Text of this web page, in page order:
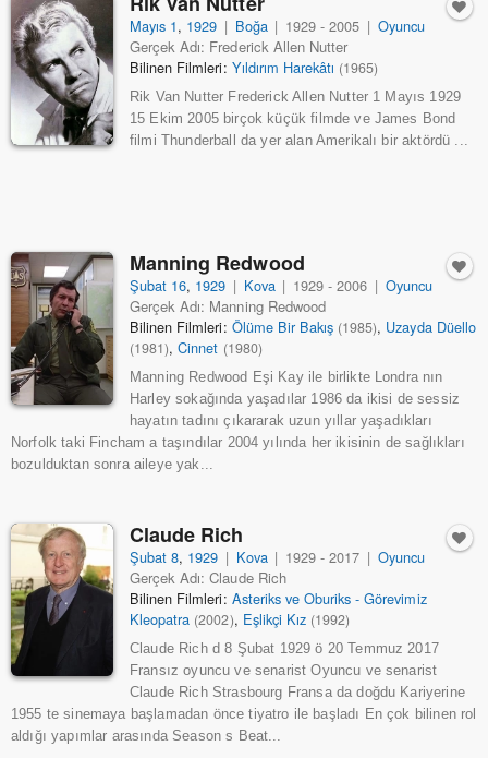
Mayıs 1, 1929 | Boğa | 1929 - 2005 | Oyuncu
Gerçek Adı: Frederick Allen Nutter
Bilinen Filmleri: Yıldırım Harekâtı (1965)
Rik Van Nutter Frederick Allen Nutter 1 Mayıs 1929
15 Ekim 2005 birçok küçük filmde ve James Bond
filmi Thunderball da yer alan Amerikalı bir aktördü ...
Manning Redwood
Şubat 16, 1929 | Kova | 1929 - 2006 | Oyuncu
Gerçek Adı: Manning Redwood
Bilinen Filmleri: Ölüme Bir Bakış (1985), Uzayda Düello
(1981),Cinnet (1980)
Manning Redwood Eşi Kay ile birlikte Londra nın
Harley sokağında yaşadılar 1986 da ikisi de sessiz
hayatın tadını çıkararak uzun yıllar yaşadıkları
Norfolk taki Fincham a taşındılar 2004 yılında her ikisinin de sağlıkları
bozulduktan sonra aileye yak...
Claude Rich
Şubat 8, 1929 | Kova | 1929 - 2017 | Oyuncu
Gerçek Adı: Claude Rich
Bilinen Filmleri: Asteriks ve Oburiks - Görevimiz
Kleopatra (2002), Eşlikçi Kız (1992)
Claude Rich d 8 Şubat 1929 ö 20 Temmuz 2017
Fransız oyuncu ve senarist Oyuncu ve senarist
Claude Rich Strasbourg Fransa da doğdu Kariyerine
1955 te sinemaya başlamadan önce tiyatro ile başladı En çok bilinen rol
aldığı yapımlar arasında Season s Beat...